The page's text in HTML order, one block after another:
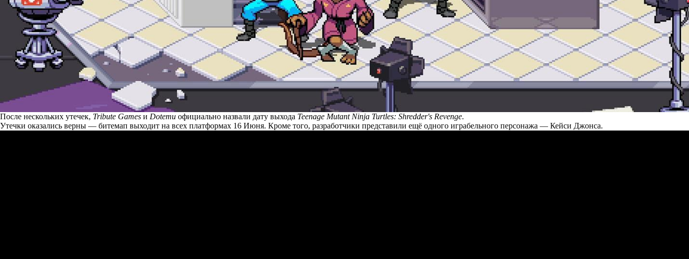
После нескольких утечек, Tribute Games и Dotemu официально назвали дату выхода Teenage Mutant Ninja Turtles: Shredder's Revenge.
Утечки оказались верны — битемап выходит на всех платформах 16 Июня. Кроме того, разработчики представили ещё одного играбельного персонажа — Кейси Джонса.